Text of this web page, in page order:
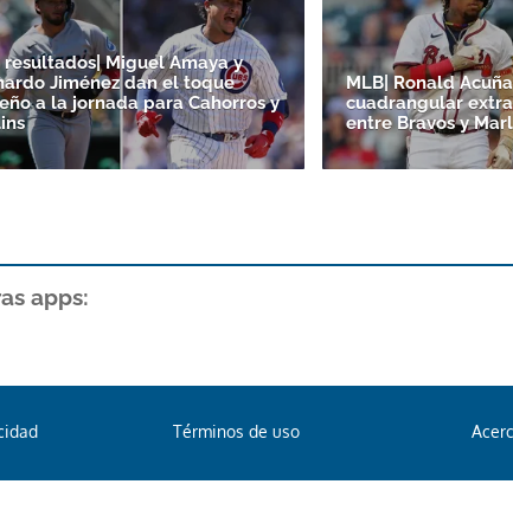
resultados| Miguel Amaya y
Jiménez dan el toque
a la jornada para Cahorros y
MLB| Ronald
cuadrangular
entre Bravos y
apps:
Términos de uso